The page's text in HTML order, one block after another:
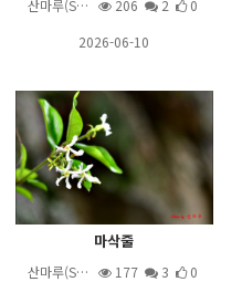
산마루(S… 206 2
0
2026-06-10
마삭줄
산마루(S… 177 3
0